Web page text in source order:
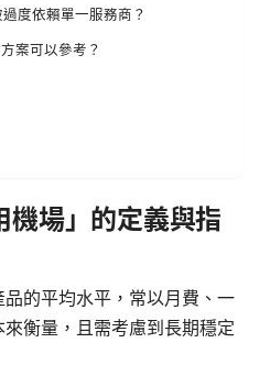
度依賴單一服務商？
案可以參考？
機場」的定義與指
的平均水平，常以月費、一
衡量，且需考慮到長期穩定